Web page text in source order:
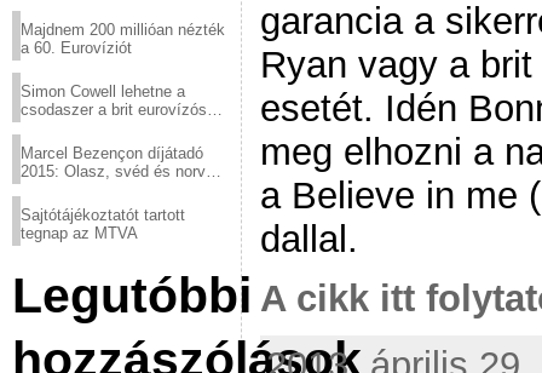
Majdnem 200 millióan nézték
a 60. Eurovíziót
Simon Cowell lehetne a
csodaszer a brit eurovízós
Marcel Bezençon díjátadó
2015: Olasz, svéd és norvég
Sajtótájékoztatót tartott
tegnap az MTVA
Legutóbbi
hozzászólások
garancia a
Ryan vagy a
esetét. Idén
meg elhozni a
a Believe in me
dallal.
A cikk itt